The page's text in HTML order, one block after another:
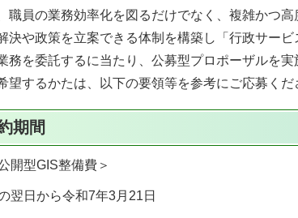
職員の業務効率化を図るだけでなく、複雑かつ高
決や政策を立案できる体制を構築し「行政サー
務を委託するに当たり、公募型プロポーザルを
望するかたは、以下の要領等を参考にご応募くだ
期間
開型GIS整備費＞
翌日から令和7年3月21日